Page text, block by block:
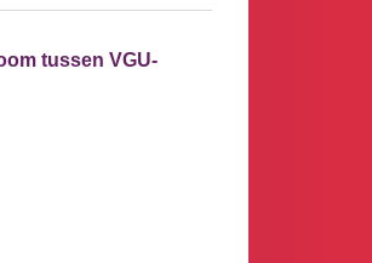
tussen VGU-